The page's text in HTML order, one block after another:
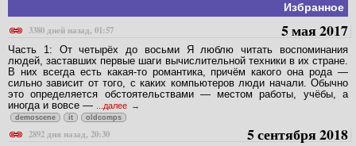
Избранное
3380 дней назад, 01:57
5 мая 2017
Часть 1: От четырёх до восьми Я люблю читать воспоминания
людей, заставших первые шаги вычислительной техники в их стране.
В них всегда есть какая-то романтика, причём какого она рода —
сильно зависит от того, с каких компьютеров люди начали. Обычно
это определяется обстоятельствами — местом работы, учёбы, а
иногда и вовсе —
...далее
demoscene it oldcomps
2892 дня назад, 20:30 5 сентября 2018